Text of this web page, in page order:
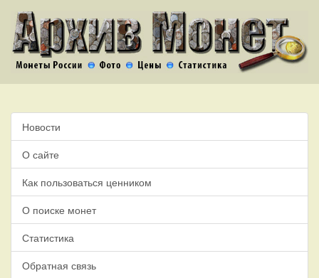
Новости
О сайте
Как пользоваться ценником
О поиске монет
Статистика
Обратная связь